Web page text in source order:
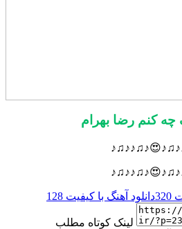
چه کنم رضا بهرام
دانلود آهنگ با کیفیت 128
لینک کوتاه مطلب